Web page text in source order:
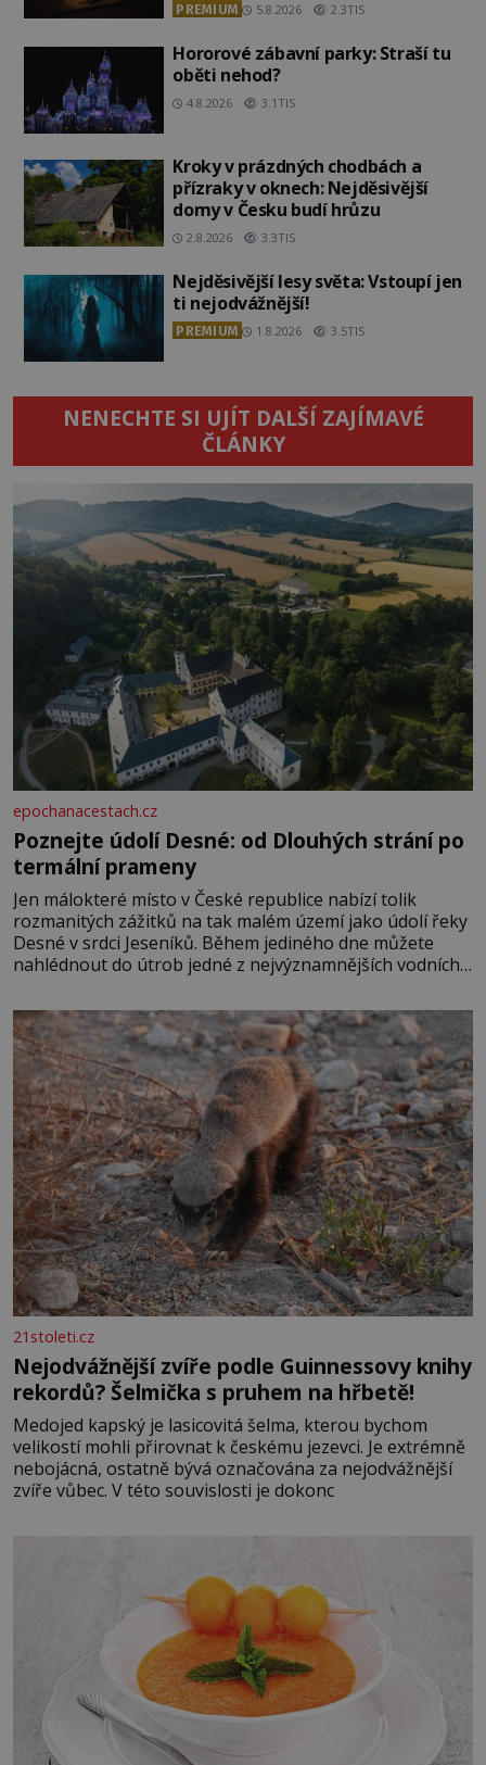
PREMIUM 5.8.2026 2.3TIS
Hororové zábavní parky: Straší tu
oběti nehod?
4.8.2026 3.1TIS
Kroky v prázdných chodbách a
přízraky v oknech: Nejděsivější
domy v Česku budí hrůzu
2.8.2026 3.3TIS
Nejděsivější lesy světa: Vstoupí jen
ti nejodvážnější!
PREMIUM 1.8.2026 3.5TIS
NENECHTE SI UJÍT DALŠÍ ZAJÍMAVÉ
ČLÁNKY
epochanacestach.cz
Poznejte údolí Desné: od Dlouhých strání po
termální prameny
Jen málokteré místo v České republice nabízí tolik
rozmanitých zážitků na tak malém území jako údolí řeky
Desné v srdci Jeseníků. Během jediného dne můžete
nahlédnout do útrob jedné z nejvýznamnějších vodních
se na koloběžce a den zakončit poznáváním památek ve
Velkých Losinách nebo v termálním
21stoleti.cz
Nejodvážnější zvíře podle Guinnessovy knihy
rekordů? Šelmička s pruhem na hřbetě!
Medojed kapský je lasicovitá šelma, kterou bychom
velikostí mohli přirovnat k českému jezevci. Je extrémně
nebojácná, ostatně bývá označována za nejodvážnější
zvíře vůbec. V této souvislosti je dokonc